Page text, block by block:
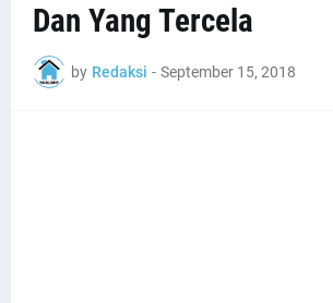
Dan Yang Tercela
by Redaksi - September 15, 2018